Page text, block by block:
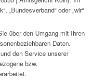
„Bundesverband“ oder „wir“
über den Umgang mit Ihren
Daten.
den Service unserer
bzw.